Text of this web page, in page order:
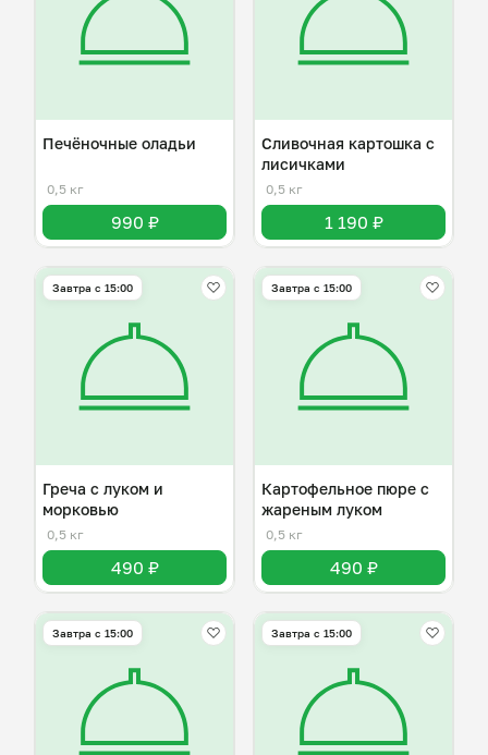
Печёночные оладьи
0,5 кг
990 ₽
Сливочная картошка с
лисичками
0,5 кг
1 190 ₽
Завтра c 15:00
Греча с луком и
морковью
0,5 кг
490 ₽
Завтра c 15:00
Картофельное пюре с
жареным луком
0,5 кг
490 ₽
Завтра c 15:00 Завтра c 15:00